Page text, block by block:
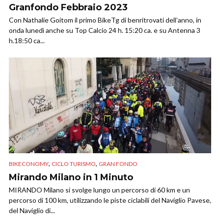
Granfondo Febbraio 2023
Con Nathalie Goitom il primo BikeTg di benritrovati dell’anno, in
onda lunedì anche su Top Calcio 24 h. 15:20 ca. e su Antenna 3
h.18:50 ca...
BIKECONOMY, CICLO TURISMO, GRAN FONDO
Mirando Milano in 1 Minuto
MIRANDO Milano si svolge lungo un percorso di 60 km e un
percorso di 100 km, utilizzando le piste ciclabili del Naviglio Pavese,
del Naviglio di...